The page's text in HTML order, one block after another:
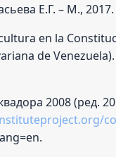
Е.Г. – М., 2017.
en la
de
2008 (ред.